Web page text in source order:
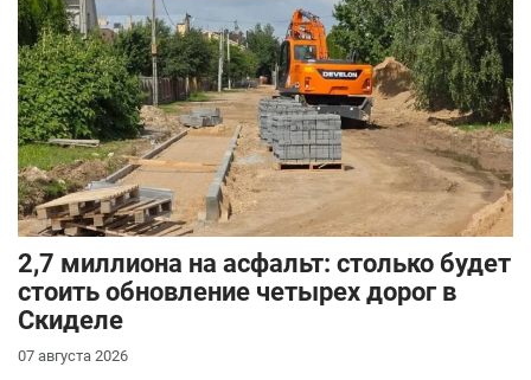
2,7 миллиона на асфальт: столько будет
стоить обновление четырех дорог в
Скиделе
07 августа 2026